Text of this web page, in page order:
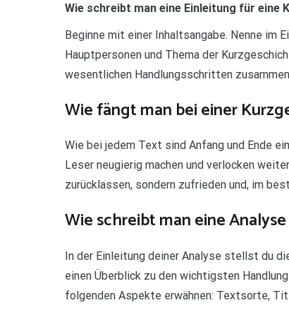
Wie schreibt man eine Einleitung für eine
Beginne mit einer Inhaltsangabe. Nenne im
Hauptpersonen und Thema der
wesentlichen Handlungsschritten
Wie fängt man bei einer
Wie bei jedem Text sind Anfang und Ende
Leser neugierig machen und verlocken
zurücklassen, sondern zufrieden und, im
Wie schreibt man eine
In der Einleitung deiner Analyse stellst du
einen Überblick zu den wichtigsten
folgenden Aspekte erwähnen: Textsorte,